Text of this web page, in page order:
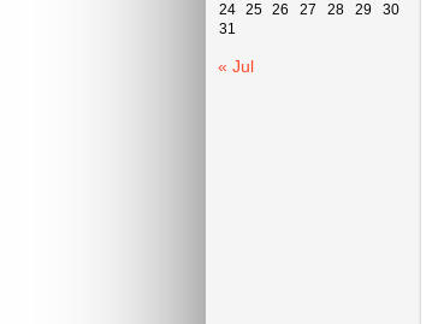
24 25 26 27 28 29
30
31
« Jul